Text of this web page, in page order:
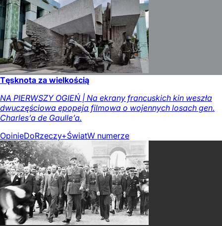
Tęsknota za wielkością
NA PIERWSZY OGIEŃ | Na ekrany francuskich kin weszła
dwuczęściowa epopeja filmowa o wojennych losach gen.
Charles’a de Gaulle’a.
OpinieDoRzeczy+ŚwiatW numerze